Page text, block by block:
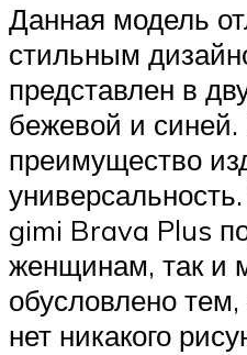
Данная модель
стильным
представлен в
бежевой и синей.
преимущество
gimi Brava Plus
женщинам, так и
обусловлено
нет никакого